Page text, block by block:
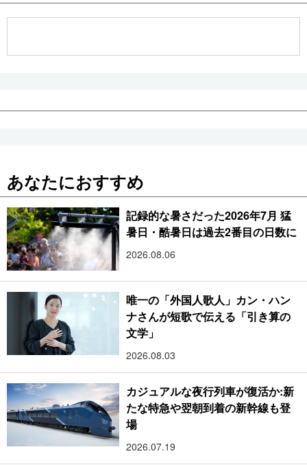
あなたにおすすめ
記録的な暑さだった2026年7月 猛
暑日・酷暑日は過去2番目の日数に
2026.08.06
唯一の「外国人歌人」カン・ハン
ナさんが短歌で伝える「引き算の
文学」
2026.08.03
カジュアルな夜行列車が復活か:新
たな特急や翌朝到着の新幹線も登
場
2026.07.19